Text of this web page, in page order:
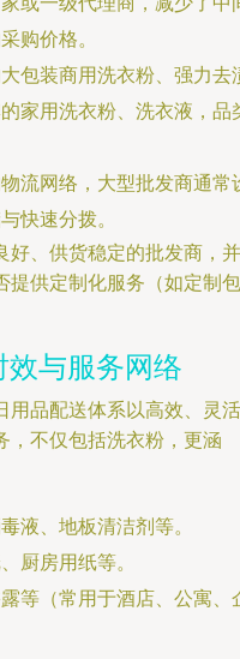
购价格。
大包装商用洗衣粉、强力去
家用洗衣粉、洗衣液，品
流网络，大型批发商通常
快速分拨。
好、供货稳定的批发商，并
提供定制化服务（如定制包
与服务网络
用品配送体系以高效、灵活
，不仅包括洗衣粉，更涵
液、地板清洁剂等。
厨房用纸等。
等（常用于酒店、公寓、